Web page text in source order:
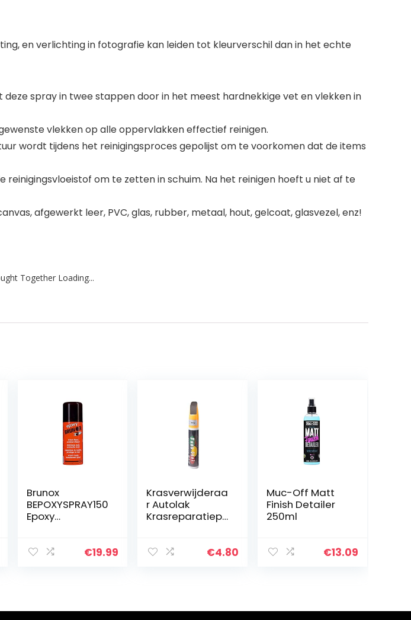
en verlichting in fotografie kan leiden tot kleurverschil dan in het echte
spray in twee stappen door in het meest hardnekkige vet en vlekken in
vlekken op alle oppervlakken effectief reinigen.
wordt tijdens het reinigingsproces gepolijst om te voorkomen dat de items
om te zetten in schuim. Na het reinigen hoeft u niet af te
afgewerkt leer, PVC, glas, rubber, metaal, hout, gelcoat, glasvezel, enz!
Together Loading...
Brunox
BEPOXYSPRAY150
Epoxy
€19.99
Krasverwijderaa
r Autolak
Krasreparatiepe
en voor auto’s
€4.80
Muc-Off Matt
Finish Detailer
250ml
€13.09